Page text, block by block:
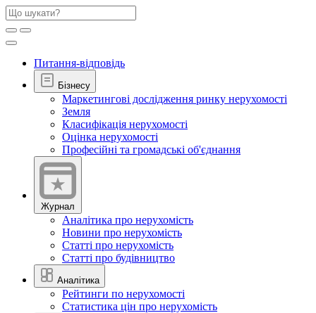
Питання-відповідь
Бізнесу
Маркетингові дослідження ринку нерухомості
Земля
Класифікація нерухомості
Оцінка нерухомості
Професійні та громадські об'єднання
Журнал
Аналітика про нерухомість
Новини про нерухомість
Статті про нерухомість
Статті про будівництво
Аналітика
Рейтинги по нерухомості
Статистика цін про нерухомість